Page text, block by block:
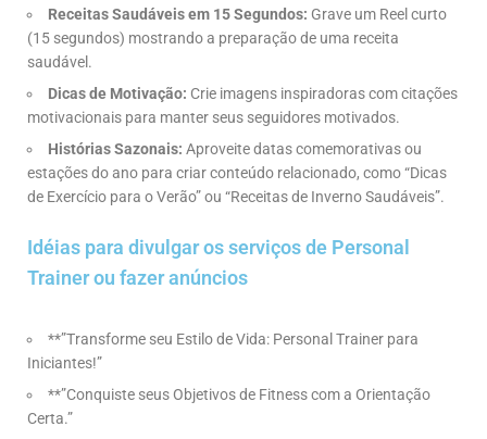
Receitas Saudáveis em 15 Segundos: Grave um Reel curto
(15 segundos) mostrando a preparação de uma receita
saudável.
Dicas de Motivação: Crie imagens inspiradoras com citações
motivacionais para manter seus seguidores motivados.
Histórias Sazonais: Aproveite datas comemorativas ou
estações do ano para criar conteúdo relacionado, como “Dicas
de Exercício para o Verão” ou “Receitas de Inverno Saudáveis”.
Idéias para divulgar os serviços de Personal
Trainer ou fazer anúncios
**”Transforme seu Estilo de Vida: Personal Trainer para
Iniciantes!”
**”Conquiste seus Objetivos de Fitness com a Orientação
Certa.”